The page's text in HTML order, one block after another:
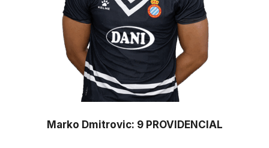
Marko Dmitrovic: 9 PROVIDENCIAL